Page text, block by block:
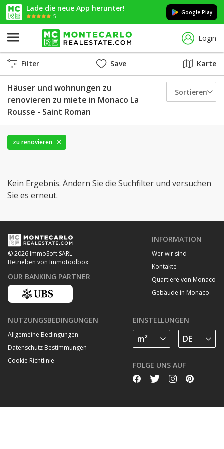
Lade die neue App herunter!
5
Google Play
Login
Filter Save Karte
Häuser und wohnungen zu
renovieren zu miete in Monaco La
Rousse - Saint Roman
Sortieren
zu renovieren
Kein Ergebnis. Ändern Sie die Suchfilter und versuchen
Sie es erneut.
© 2026 ImmoSoft SARL
Betrieben von Immotoolbox
OUR BANKING PARTNER
INFORMATION
Wer wir sind
Kontakte
Quartiere von Monaco
Gebäude in Monaco
NUTZUNGSBEDINGUNGEN
Allgemeine Bedingungen
Datenschutz Bestimmungen
Cookie Richtlinie
EINSTELLUNGEN
FOLGE UNS AUF